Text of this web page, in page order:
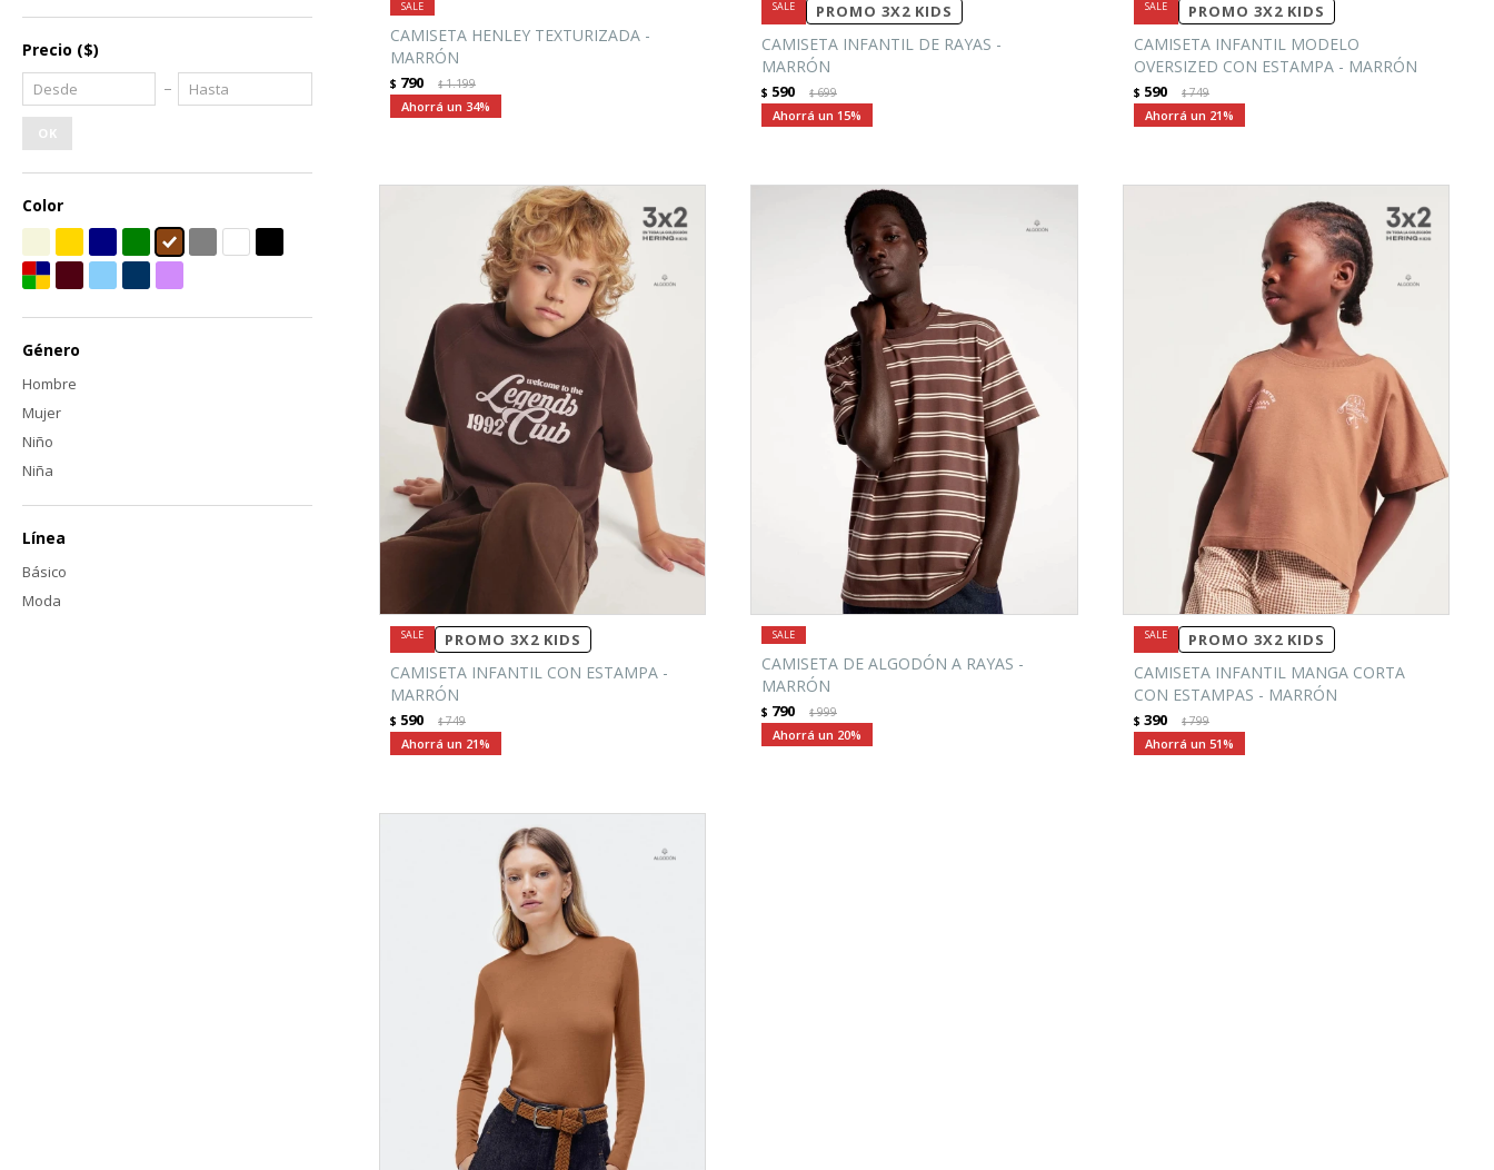
CAMISETA HENLEY TEXTURIZADA -
MARRÓN
$ 790 $1.199
34
PROMO 3X2 KIDS
CAMISETA INFANTIL DE RAYAS -
MARRÓN
$ 590 $699
15
PROMO 3X2 KIDS
CAMISETA INFANTIL MODELO
OVERSIZED CON ESTAMPA - MARRÓN
$ 590 $749
21
PROMO 3X2 KIDS
CAMISETA INFANTIL CON ESTAMPA -
MARRÓN
$ 590 $749
21
CAMISETA DE ALGODÓN A RAYAS -
MARRÓN
$ 790 $999
20
PROMO 3X2 KIDS
CAMISETA INFANTIL MANGA CORTA
CON ESTAMPAS - MARRÓN
$ 390 $799
51
Precio ($)
OK
Color
Género
Hombre
Mujer
Niño
Niña
Línea
Básico
Moda